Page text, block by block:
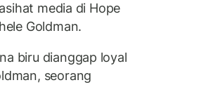
media di Hope
Goldman.
biru dianggap loyal
seorang